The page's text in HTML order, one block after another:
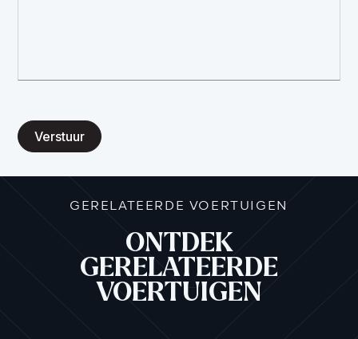
Verstuur
GERELATEERDE VOERTUIGEN
ONTDEK
GERELATEERDE
VOERTUIGEN